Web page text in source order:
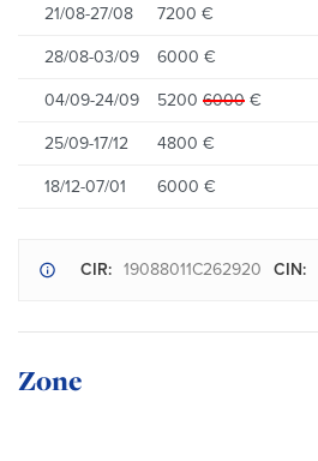
21/08-27/08 7200 €
28/08-03/09 6000 €
04/09-24/09 52006000 €
25/09-17/12 4800 €
18/12-07/01 6000 €
CIR: 19088011C262920 CIN:
Zone